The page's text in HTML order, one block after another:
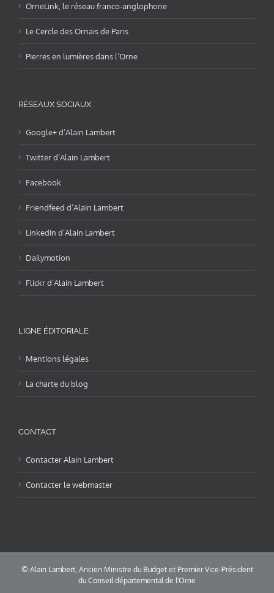
OrneLink, le réseau franco-anglophone
Le Cercle des Ornais de Paris
Pierres en lumières dans l’Orne
RÉSEAUX SOCIAUX
Google+ d’Alain Lambert
Twitter d’Alain Lambert
Facebook
Friendfeed d’Alain Lambert
LinkedIn d’Alain Lambert
Dailymotion
Flickr d’Alain Lambert
LIGNE ÉDITORIALE
Mentions légales
La charte du blog
CONTACT
Contacter Alain Lambert
Contacter le webmaster
© Alain Lambert, Ancien Ministre du Budget et Premier Vice-Président
du Conseil départemental de l'Orne